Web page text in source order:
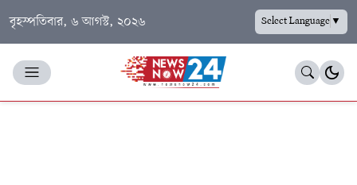
বৃহস্পতিবার, ৬ আগস্ট, ২০২৬ Select Language▼